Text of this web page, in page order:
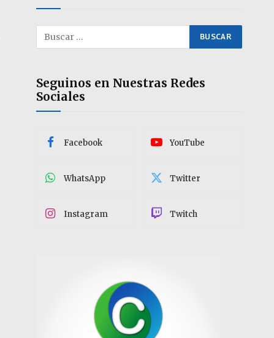
Seguinos en Nuestras Redes
Sociales
Facebook YouTube
WhatsApp Twitter
Instagram Twitch